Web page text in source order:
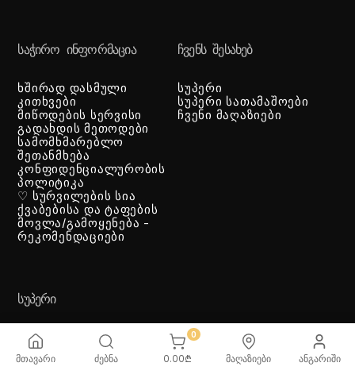
ᲡᲐᲭᲘᲠᲝ ᲘᲜᲤᲝᲠᲛᲐᲪᲘᲐ
ხშირად დასმული
კითხვები
მიწოდების სერვისი
გადახდის მეთოდები
სამომხმარებლო
შეთანმხება
კონფიდენციალურობის
პოლიტიკა
♡ სურვილების სია
ქვაბებისა და ტაფების
მოვლა/გამოყენება -
რეკომენდაციები
ᲩᲕᲔᲜᲡ ᲨᲔᲡᲐᲮᲔᲑ
სუპერი
სუპერი სათამაშოები
ჩვენი მაღაზიები
ᲡᲣᲞᲔᲠᲘ
მთავარი ძებნა
0
0.00₾ მაღაზიები ანგარიში